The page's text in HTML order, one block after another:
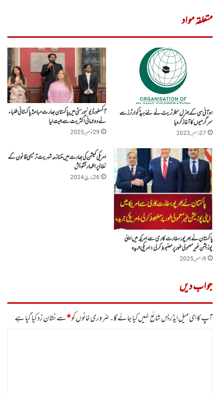
متعلقہ مواد
او آئی سی کے جنرل سیکرٹریٹ نے نئے ہیڈکوارٹرز سے
سرگرمیوں کا آغاز کر دیا
27 دسمبر, 2023
آکسفورڈ یونیورسٹی میں پاکستان بھارت مباحثہ پاکستانی طلباء
نے دو تہائی اکثریت سے جیت لیا
29 نومبر, 2025
پاکستان نے بھرپور سفارت کاری سے امریکہ میں اپنی
پوزیشن غیرمعمولی طور پر مضبوط کرلی: امریکی جریدہ
9 دسمبر, 2025
امریکی کمیشن کی بھارت میں متنازعہ شہریت ترمیمی قانون کے
نفاذ پراظہار تشویش
26 مارچ, 2024
جواب دیں
آپ کا ای میل ایڈریس شائع نہیں کیا جائے گا۔ضروری خانوں کو*سے نشان زد کیا گیا ہے